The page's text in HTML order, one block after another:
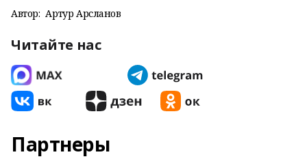
Автор: Артур Арсланов
Читайте нас
Партнеры